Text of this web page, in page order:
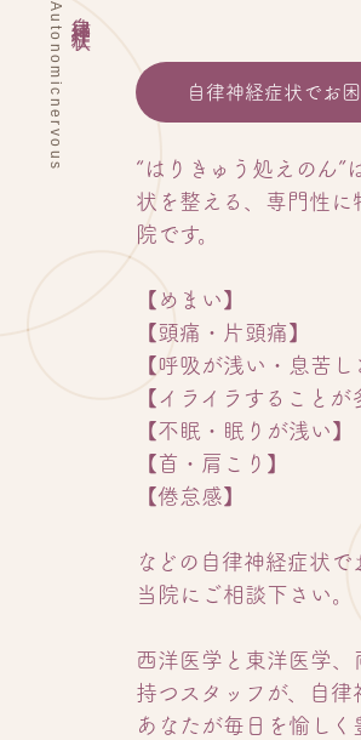
Autonomicnervous 自律神経症状でお
“はりきゅう処えのん”
状を整える、専門性に
院です。
【めまい】
【頭痛・片頭痛】
【呼吸が浅い・息苦し
【イライラすることが
【不眠・眠りが浅い】
【首・肩こり】
【倦怠感】
などの自律神経症状で
当院にご相談下さい。
西洋医学と東洋医学、
持つスタッフが、自律
あなたが毎日を愉しく